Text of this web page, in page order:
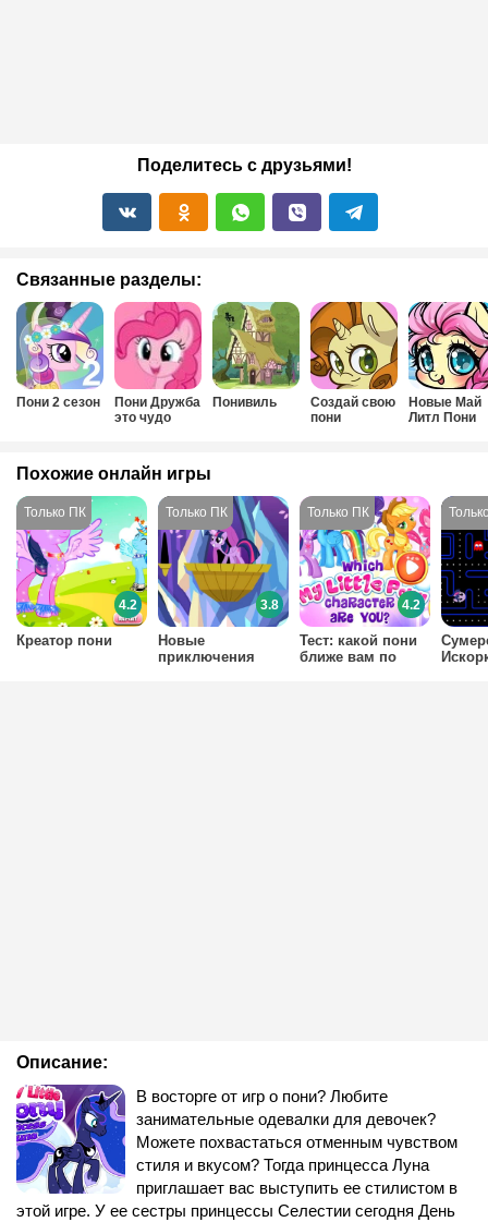
Поделитесь с друзьями!
Связанные разделы:
Пони 2 сезон
Пони Дружба
это чудо
Понивиль
Создай свою
пони
Новые Май
Литл Пони
Описание:
В восторге от игр о пони? Любите
занимательные одевалки для девочек?
Можете похвастаться отменным чувством
стиля и вкусом? Тогда принцесса Луна
приглашает вас выступить ее стилистом в
этой игре. У ее сестры принцессы Селестии сегодня День
Похожие онлайн игры
Креатор пони
4.2
Новые
приключения
3.8
Тест: какой пони
ближе вам по
4.2